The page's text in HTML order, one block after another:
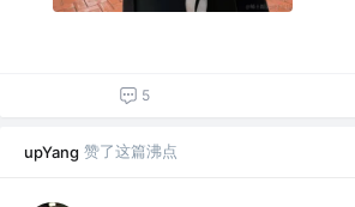
5
upYang 赞了这篇沸点